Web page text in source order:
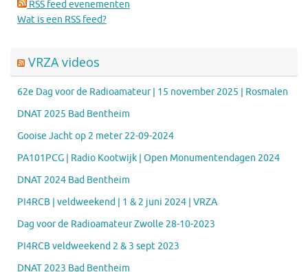
RSS feed evenementen
Wat is een RSS feed?
VRZA videos
62e Dag voor de Radioamateur | 15 november 2025 | Rosmalen
DNAT 2025 Bad Bentheim
Gooise Jacht op 2 meter 22-09-2024
PA101PCG | Radio Kootwijk | Open Monumentendagen 2024
DNAT 2024 Bad Bentheim
PI4RCB | veldweekend | 1 & 2 juni 2024 | VRZA
Dag voor de Radioamateur Zwolle 28-10-2023
PI4RCB veldweekend 2 & 3 sept 2023
DNAT 2023 Bad Bentheim